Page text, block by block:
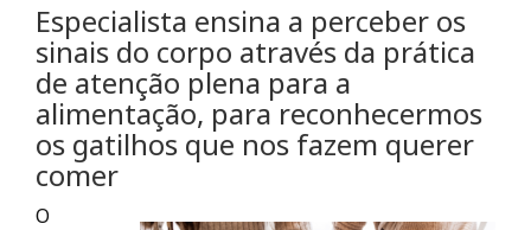
Especialista ensina a perceber os
sinais do corpo através da prática
de atenção plena para a
alimentação, para reconhecermos
os gatilhos que nos fazem querer
comer
O